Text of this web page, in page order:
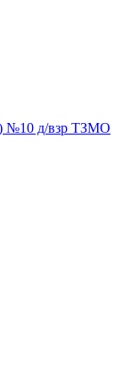
№10 д/взр ТЗМО